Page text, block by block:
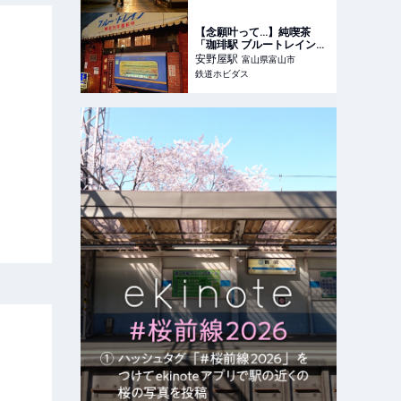
【念願叶って…】純喫茶
「珈琲駅 ブルートレイン」
を探訪 | 鉄道ホビダス
安野屋駅 富山県富山市
鉄道ホビダス